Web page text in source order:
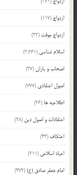
ازدواج (117)
ازدواج موقت (32)
اسلام شناسی (2,661)
اصحاب و یاران(37)
اصول اعتقادی (777)
اطلاعیه ها (26)
اعتقادات و اصول دین (28)
اعتکاف (43)
اعیاد اسلامی (211)
امام جعفر صادق (ع)(372)